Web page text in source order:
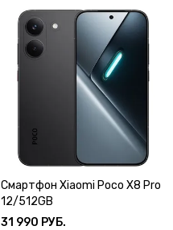
Смартфон Xiaomi Poco X8 Pro
12/512GB
31 990 РУБ.